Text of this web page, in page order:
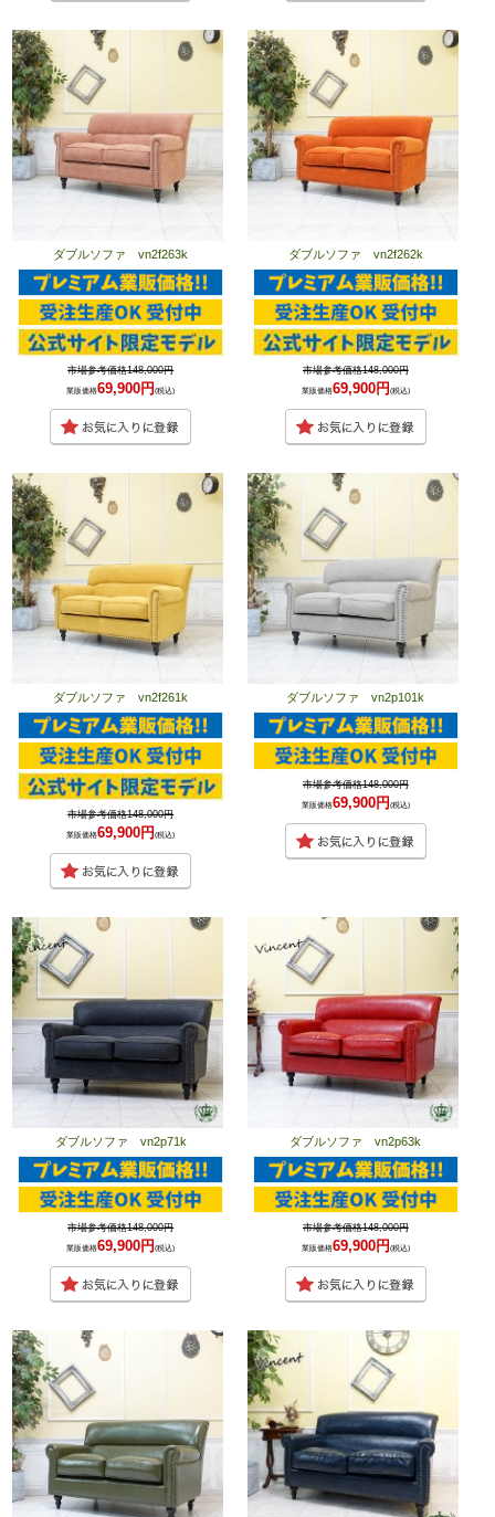
ダブルソファ vn2f263k
市場参考価格148,000円
業販価格69,900円(税込)
ダブルソファ vn2f262k
市場参考価格148,000円
業販価格69,900円 (税込)
ダブルソファ vn2f261k
市場参考価格148,000円
業販価格69,900円(税込)
ダブルソファ vn2p101k
市場参考価格148,000円
業販価格69,900円(税込)
ダブルソファ vn2p71k
市場参考価格148,000円
業販価格69,900円(税込)
ダブルソファ vn2p63k
市場参考価格148,000円
業販価格69,900円 (税込)